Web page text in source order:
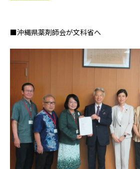
■沖縄県薬剤師会が文科省へ